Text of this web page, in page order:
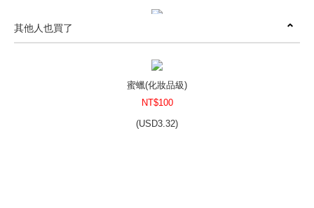
USD29.88)
其他人也買了
蜜蠟(化妝品級)
NT$100
(USD3.32)